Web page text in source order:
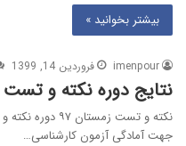
بیشتر بخوانید »
imenpour فروردین 14, 1399
نتایج دوره نکته و تست
جهت آمادگی آزمون کارشناسی…